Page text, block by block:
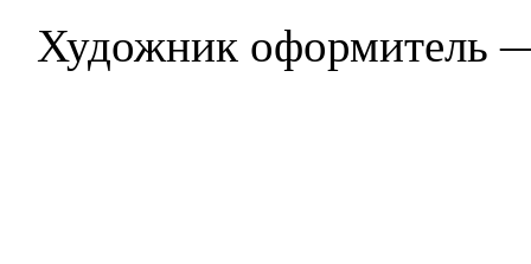
Художник оформитель